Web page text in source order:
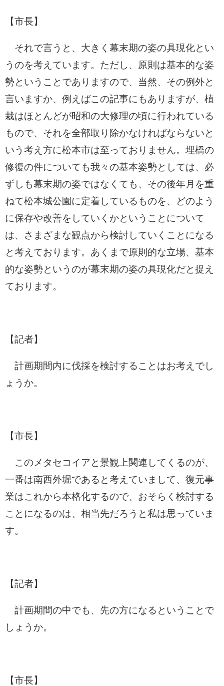
【市長】
それで言うと、大きく幕末期の姿の具現化とい
うのを考えています。ただし、原則は基本的な姿
勢ということでありますので、当然、その例外と
言いますか、例えばこの記事にもありますが、植
栽はほとんどが昭和の大修理の頃に行われている
もので、それを全部取り除かなければならないと
いう考え方に松本市は至っておりません。埋橋の
修復の件についても我々の基本姿勢としては、必
ずしも幕末期の姿ではなくても、その後年月を重
ねて松本城公園に定着しているものを、どのよう
に保存や改善をしていくかということについて
は、さまざまな観点から検討していくことになる
と考えております。あくまで原則的な立場、基本
的な姿勢というのが幕末期の姿の具現化だと捉え
ております。
【記者】
計画期間内に伐採を検討することはお考えでし
ょうか。
【市長】
このメタセコイアと景観上関連してくるのが、
一番は南西外堀であると考えていまして、復元事
業はこれから本格化するので、おそらく検討する
ことになるのは、相当先だろうと私は思っていま
す。
【記者】
計画期間の中でも、先の方になるということで
しょうか。
【市長】